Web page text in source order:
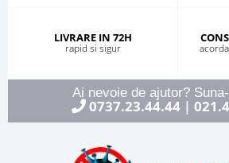
LIVRARE IN 72H
rapid si sigur
Ai nevoie de ajutor?
0737.23.44.44|